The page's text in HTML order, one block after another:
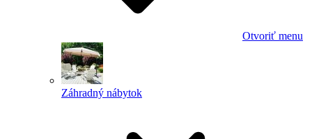
Otvoriť menu
Záhradný nábytok